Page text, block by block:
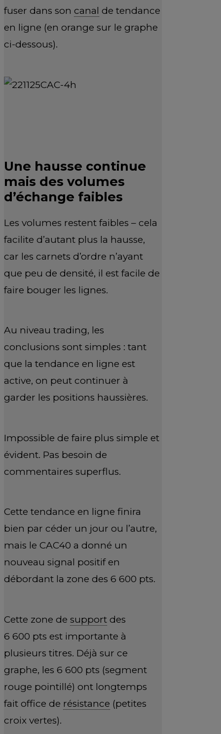
fuser dans son canal de tendance
en ligne (en orange sur le graphe
ci-dessous).
Une hausse continue
mais des volumes
d’échange faibles
Les volumes restent faibles – cela
facilite d’autant plus la hausse,
car les carnets d’ordre n’ayant
que peu de densité, il est facile de
faire bouger les lignes.
Au niveau trading, les
conclusions sont simples : tant
que la tendance en ligne est
active, on peut continuer à
garder les positions haussières.
Impossible de faire plus simple et
évident. Pas besoin de
commentaires superflus.
Cette tendance en ligne finira
bien par céder un jour ou l’autre,
mais le CAC40 a donné un
nouveau signal positif en
débordant la zone des 6 600 pts.
Cette zone de support des
6 600 pts est importante à
plusieurs titres. Déjà sur ce
graphe, les 6 600 pts (segment
rouge pointillé) ont longtemps
fait office de résistance (petites
croix vertes).